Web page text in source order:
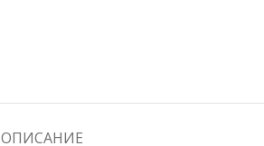
ОПИСАНИЕ